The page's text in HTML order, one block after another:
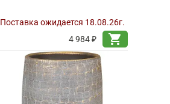
Поставка ожидается 18.08.26г.
4 984 ₽
shopping_cart